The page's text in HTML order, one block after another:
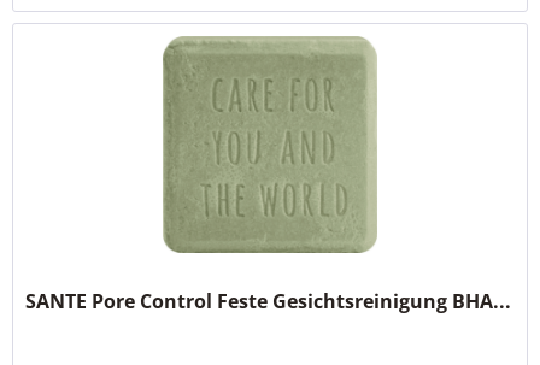
SANTE Pore Control Feste Gesichtsreinigung BHA...